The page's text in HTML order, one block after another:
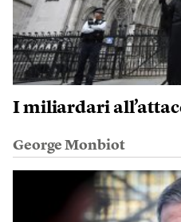
I miliardari
George Monbiot